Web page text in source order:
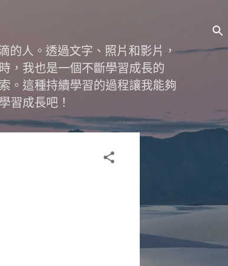
的人。透過文字、照片和影片，
，我也是一個不斷學習成長的
。這種持續學習的過程讓我能夠
習成長吧！